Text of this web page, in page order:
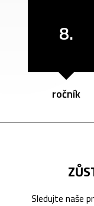
8.
ročník
Sledujte naše